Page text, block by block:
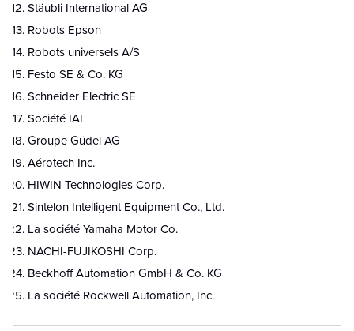
Stäubli International AG
Robots Epson
Robots universels A/S
Festo SE & Co. KG
Schneider Electric SE
Société IAI
Groupe Güdel AG
Aérotech Inc.
HIWIN Technologies Corp.
Sintelon Intelligent Equipment Co., Ltd.
La société Yamaha Motor Co.
NACHI-FUJIKOSHI Corp.
Beckhoff Automation GmbH & Co. KG
La société Rockwell Automation, Inc.